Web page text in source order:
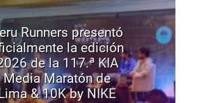
Runners presentó
la edición
de la 117.ª KIA
Media Maratón de
& 10K by NIKE